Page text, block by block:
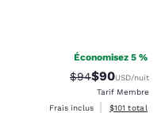
Économisez 5 %
Tarif barré :
$94Tarif réduit :
$90USD/nuit
Tarif Membre
Frais inclus
Afficher les
$101 total